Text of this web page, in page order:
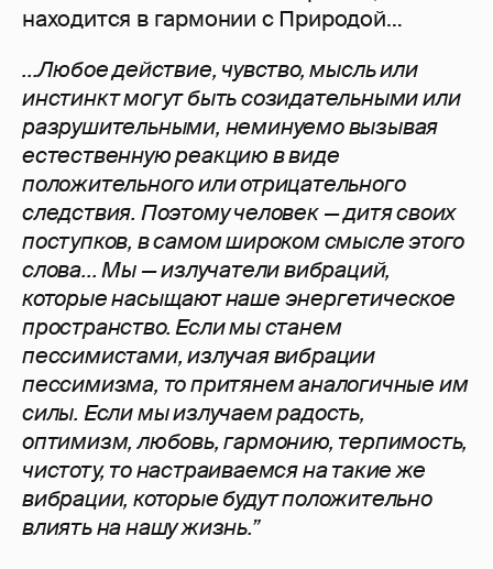
находится в гармонии с Природой…
...Любое действие, чувство, мысль или
инстинкт могут быть созидательными или
разрушительными, неминуемо вызывая
естественную реакцию в виде
положительного или отрицательного
следствия. Поэтому человек — дитя своих
поступков, в самом широком смысле этого
слова... Мы — излучатели вибраций,
которые насыщают наше энергетическое
пространство. Если мы станем
пессимистами, излучая вибрации
пессимизма, то притянем аналогичные им
силы. Если мы излучаем радость,
оптимизм, любовь, гармонию, терпимость,
чистоту, то настраиваемся на такие же
вибрации, которые будут положительно
влиять на нашу жизнь.”